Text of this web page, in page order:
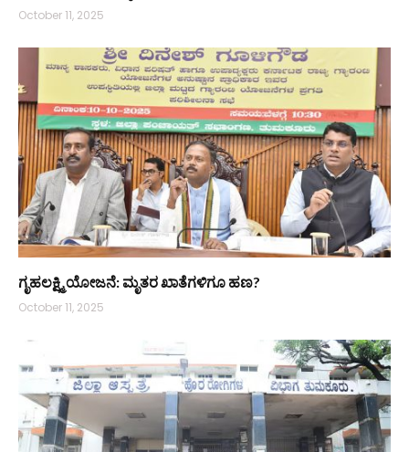
October 11, 2025
ಗೃಹಲಕ್ಷ್ಮಿ ಯೋಜನೆ: ಮೃತರ ಖಾತೆಗಳಿಗೂ ಹಣ?
October 11, 2025